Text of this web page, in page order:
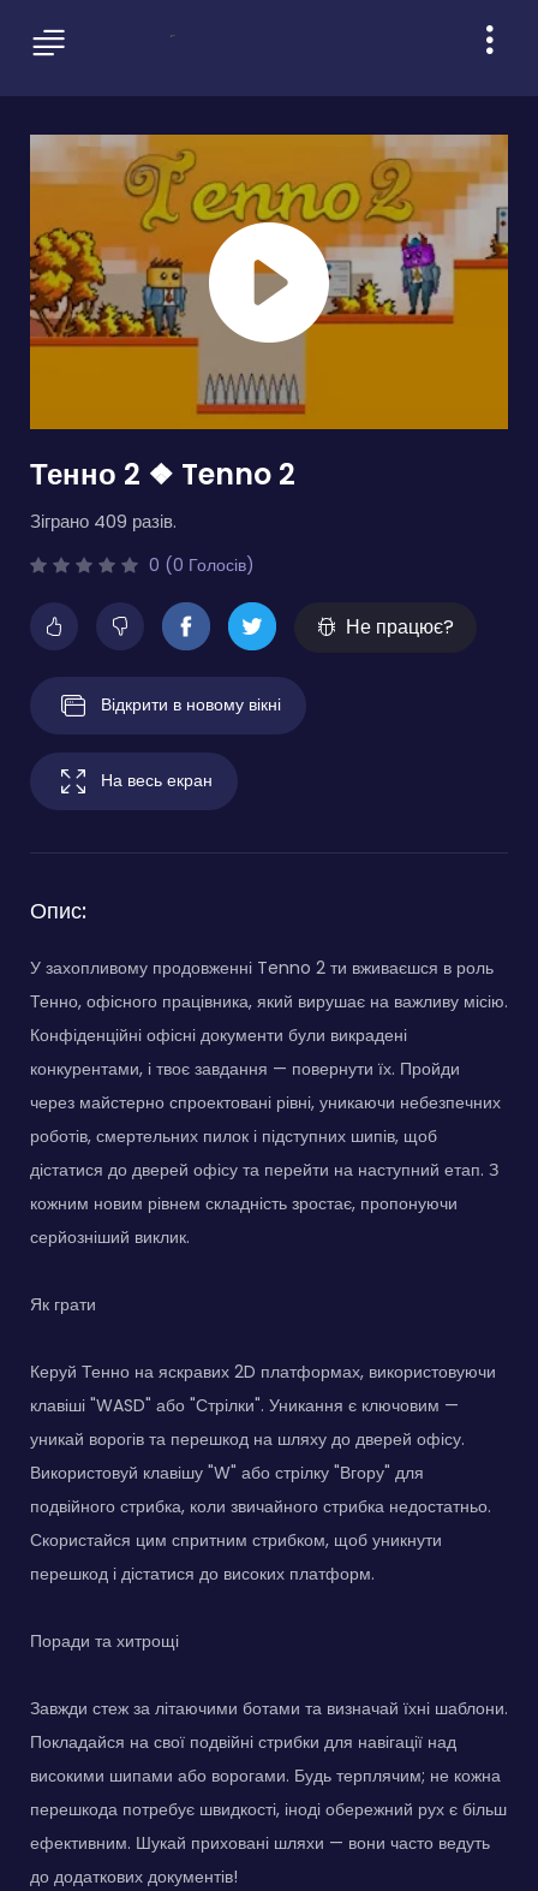
Тенно 2 ❖ Tenno 2
Зіграно 409 разів.
0 (0 Голосів)
Не працює?
Відкрити в новому вікні
На весь екран
Опис:
У захопливому продовженні Tenno 2 ти вживаєшся в роль
Тенно, офісного працівника, який вирушає на важливу місію.
Конфіденційні офісні документи були викрадені
конкурентами, і твоє завдання — повернути їх. Пройди
через майстерно спроектовані рівні, уникаючи небезпечних
роботів, смертельних пилок і підступних шипів, щоб
дістатися до дверей офісу та перейти на наступний етап. З
кожним новим рівнем складність зростає, пропонуючи
серйозніший виклик.
Як грати
Керуй Тенно на яскравих 2D платформах, використовуючи
клавіші "WASD" або "Стрілки". Уникання є ключовим —
уникай ворогів та перешкод на шляху до дверей офісу.
Використовуй клавішу "W" або стрілку "Вгору" для
подвійного стрибка, коли звичайного стрибка недостатньо.
Скористайся цим спритним стрибком, щоб уникнути
перешкод і дістатися до високих платформ.
Поради та хитрощі
Завжди стеж за літаючими ботами та визначай їхні шаблони.
Покладайся на свої подвійні стрибки для навігації над
високими шипами або ворогами. Будь терплячим; не кожна
перешкода потребує швидкості, іноді обережний рух є більш
ефективним. Шукай приховані шляхи — вони часто ведуть
до додаткових документів!